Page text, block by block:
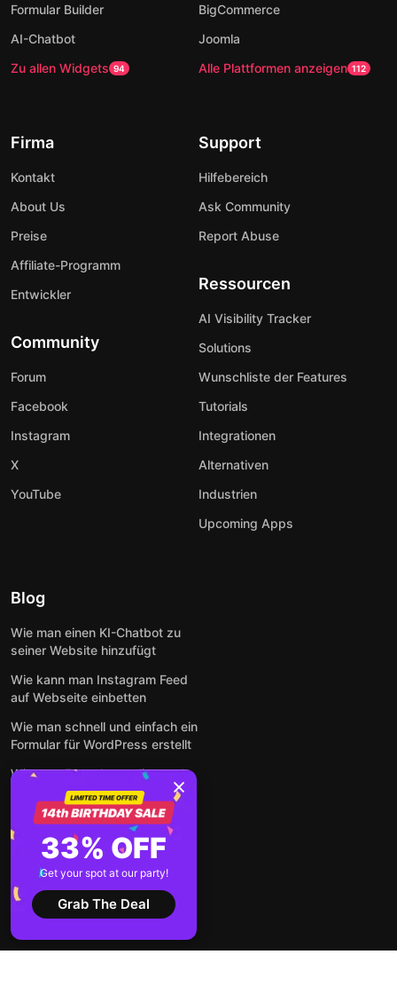
Formular Builder
AI-Chatbot
Zu allen Widgets 94
BigCommerce
Joomla
Alle Plattformen anzeigen 112
Firma
Kontakt
About Us
Preise
Affiliate-Programm
Entwickler
Community
Forum
Facebook
Instagram
X
YouTube
Support
Hilfebereich
Ask Community
Report Abuse
Ressourcen
AI Visibility Tracker
Solutions
Wunschliste der Features
Tutorials
Integrationen
Alternativen
Industrien
Upcoming Apps
Blog
Wie man einen KI-Chatbot zu
seiner Website hinzufügt
Wie kann man Instagram Feed
auf Webseite einbetten
Wie man schnell und einfach ein
Formular für WordPress erstellt
Wie man Formulare online und
kostenlos auf jeder Website
einbettet
So betten Sie Google-
Bewertungen kostenlos auf
einer Website ein
Alle Beiträge anzeigen
33% OFF
Get your spot at our party!
Grab The Deal